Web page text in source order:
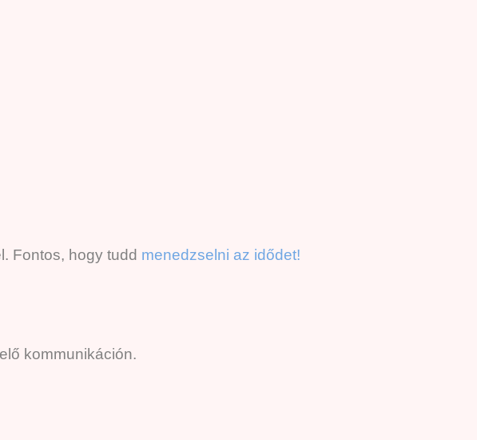
Fontos, hogy tudd menedzselni az idődet!
kommunikáción.